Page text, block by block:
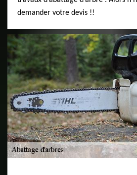
demander votre devis !!